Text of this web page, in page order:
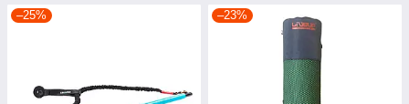
–25% –23%